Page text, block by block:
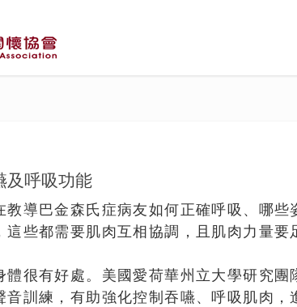
及呼吸功能
導巴金森氏症病友如何正確呼吸、哪些
些都需要肌肉互相協調，且肌肉力量要
很有好處。美國愛荷華州立大學研究團
訓練，有助強化控制吞嚥、呼吸肌肉，